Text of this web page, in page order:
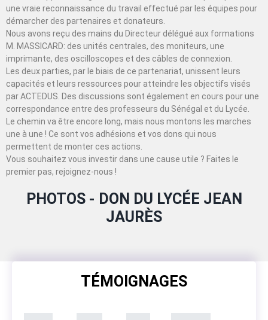
une vraie reconnaissance du travail effectué par les équipes pour
démarcher des partenaires et donateurs.
Nous avons reçu des mains du Directeur délégué aux formations
M. MASSICARD: des unités centrales, des moniteurs, une
imprimante, des oscilloscopes et des câbles de connexion.
Les deux parties, par le biais de ce partenariat, unissent leurs
capacités et leurs ressources pour atteindre les objectifs visés
par ACTEDUS. Des discussions sont également en cours pour une
correspondance entre des professeurs du Sénégal et du Lycée.
Le chemin va être encore long, mais nous montons les marches
une à une ! Ce sont vos adhésions et vos dons qui nous
permettent de monter ces actions.
Vous souhaitez vous investir dans une cause utile ? Faites le
premier pas, rejoignez-nous !
PHOTOS - DON DU LYCÉE JEAN
JAURÈS
TÉMOIGNAGES